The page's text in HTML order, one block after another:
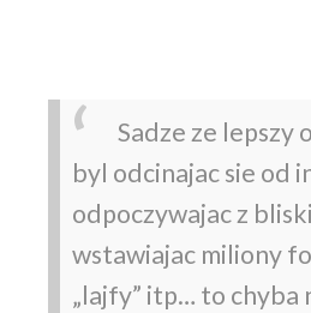
Sadze ze lepszy
byl odcinajac sie od
odpoczywajac z
wstawiajac miliony
„lajfy” itp… to chyba